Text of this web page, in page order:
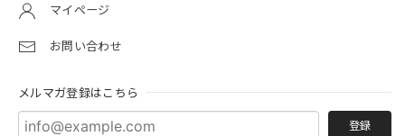
マイページ
お問い合わせ
メルマガ登録はこちら
登録